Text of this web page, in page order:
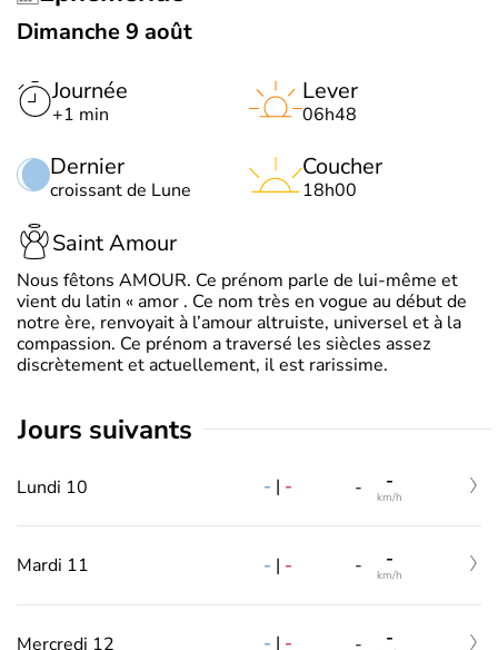
Dimanche 9 août
Journée
+1 min
Dernier
croissant de Lune
Lever
06h48
Coucher
18h00
Saint Amour
Nous fêtons AMOUR. Ce prénom parle de lui-même et
vient du latin « amor . Ce nom très en vogue au début de
notre ère, renvoyait à l’amour altruiste, universel et à la
compassion. Ce prénom a traversé les siècles assez
discrètement et actuellement, il est rarissime.
jours suivants
Lundi 10 - | - - -
km/h
Mardi 11 - | - - -
km/h
Mercredi 12 - | - - -